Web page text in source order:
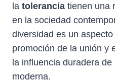
la tolerancia tienen una
en la sociedad
diversidad es un
promoción de la unión y
la influencia duradera
moderna.